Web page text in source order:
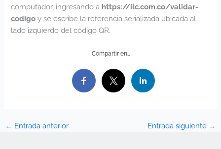
computador, ingresando a https://ilc.com.co/validar-
codigo y se escribe la referencia serializada ubicada al
lado izquierdo del código QR.
Compartir en…
← Entrada anterior Entrada siguiente →